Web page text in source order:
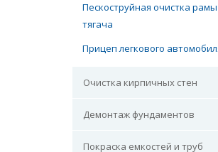
Пескоструйная очистка рамы
тягача
Прицеп легкового
Очистка кирпичных стен
Демонтаж фундаментов
Покраска емкостей и труб